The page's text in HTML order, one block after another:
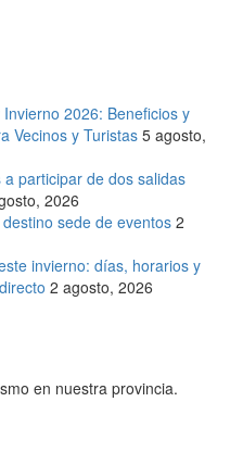
2026: Beneficios y
Vecinos y Turistas 5 agosto,
participar de dos salidas
2026
sede de eventos 2
invierno: días, horarios y
2 agosto, 2026
en nuestra provincia.